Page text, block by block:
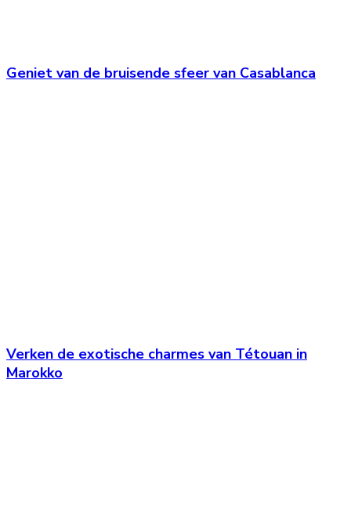
Geniet van de bruisende sfeer van Casablanca
Verken de exotische charmes van Tétouan in
Marokko